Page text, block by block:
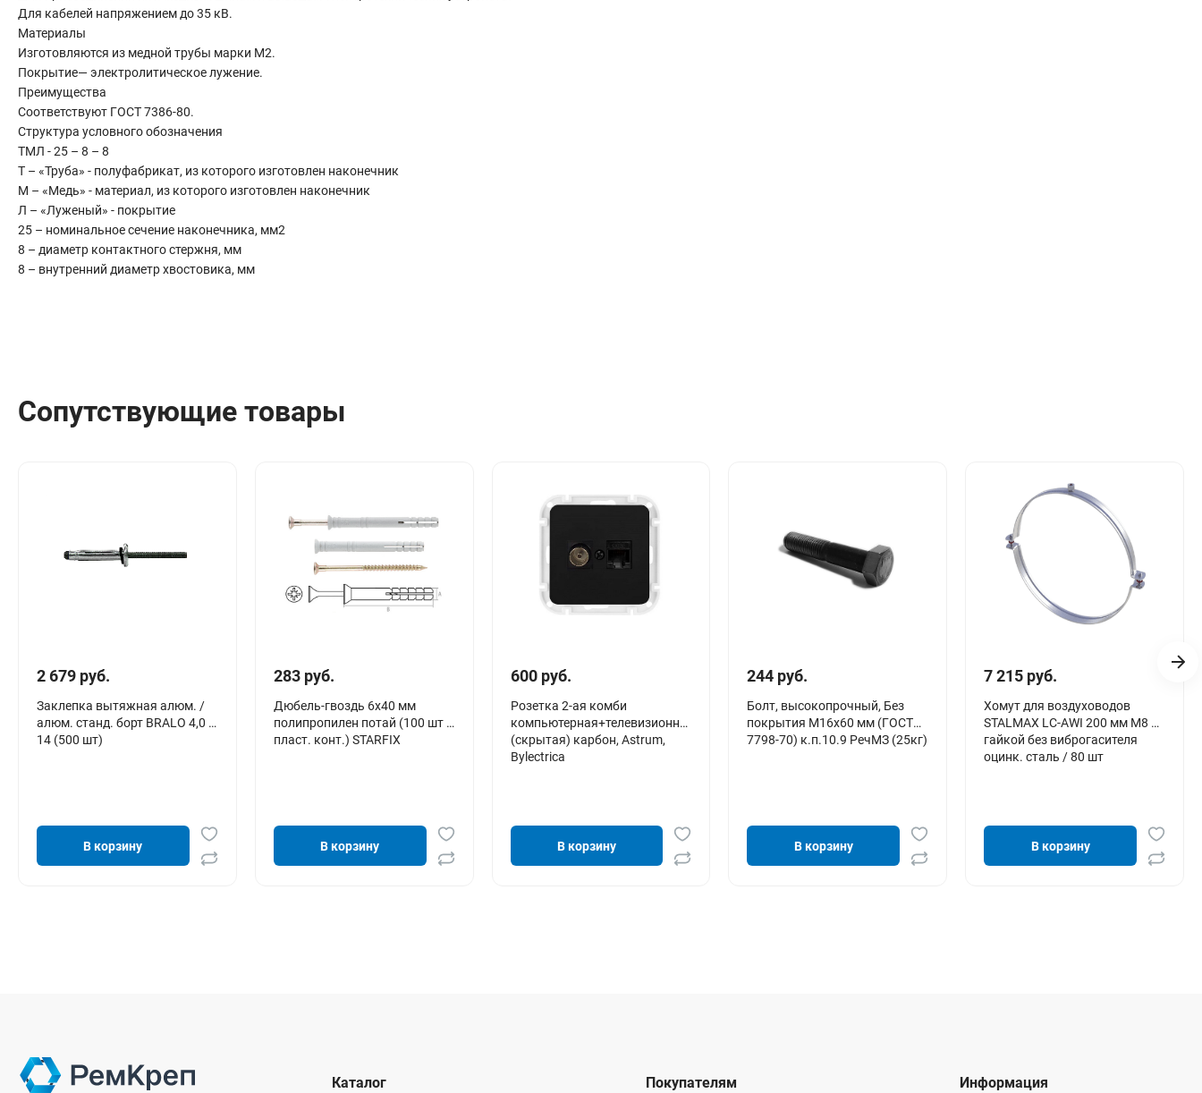
Сантехника
Соединители сантехнические
Таймеры подачи воды
Тройники сантехнические
Для кабелей напряжением до 35 кВ.
Материалы
Изготовляются из медной трубы марки М2.
Покрытие— электролитическое лужение.
Преимущества
Соответствуют ГОСТ 7386-80.
Структура условного обозначения
ТМЛ - 25 – 8 – 8
Т – «Труба» - полуфабрикат, из которого изготовлен наконечник
М – «Медь» - материал, из которого изготовлен наконечник
Л – «Луженый» - покрытие
25 – номинальное сечение наконечника, мм2
8 – диаметр контактного стержня, мм
8 – внутренний диаметр хвостовика, мм
Сопутствующие товары
2 679 руб.
Заклепка вытяжная алюм. /
алюм. станд. борт BRALO 4,0 х
14 (500 шт)
В корзину
283 руб.
Дюбель-гвоздь 6х40 мм
полипропилен потай (100 шт в
пласт. конт.) STARFIX
В корзину
600 руб.
Розетка 2-ая комби
компьютерная+телевизионная
(скрытая) карбон, Astrum,
Bylectrica
В корзину
244 руб.
Болт, высокопрочный, Без
покрытия М16х60 мм (ГОСТ
7798-70) к.п.10.9 РечМЗ (25кг)
В корзину
7 215 руб.
Хомут для воздуховодов
STALMAX LC-AWI 200 мм М8 с
гайкой без виброгасителя
оцинк. сталь / 80 шт
В корзину
Каталог Покупателям Информация